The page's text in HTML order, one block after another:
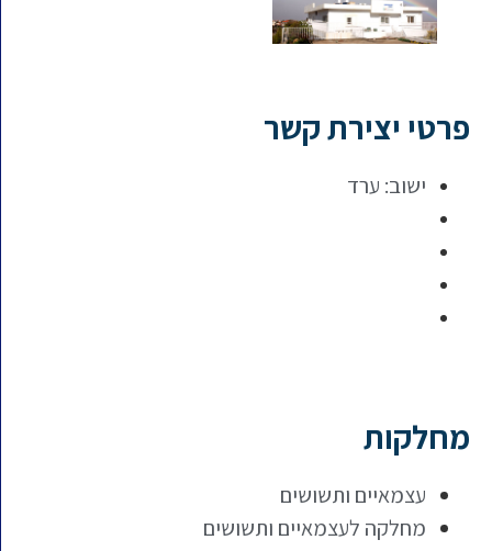
פרטי יצירת קשר
ישוב:ערד
מחלקות
עצמאיים ותשושים
מחלקה לעצמאיים ותשושים